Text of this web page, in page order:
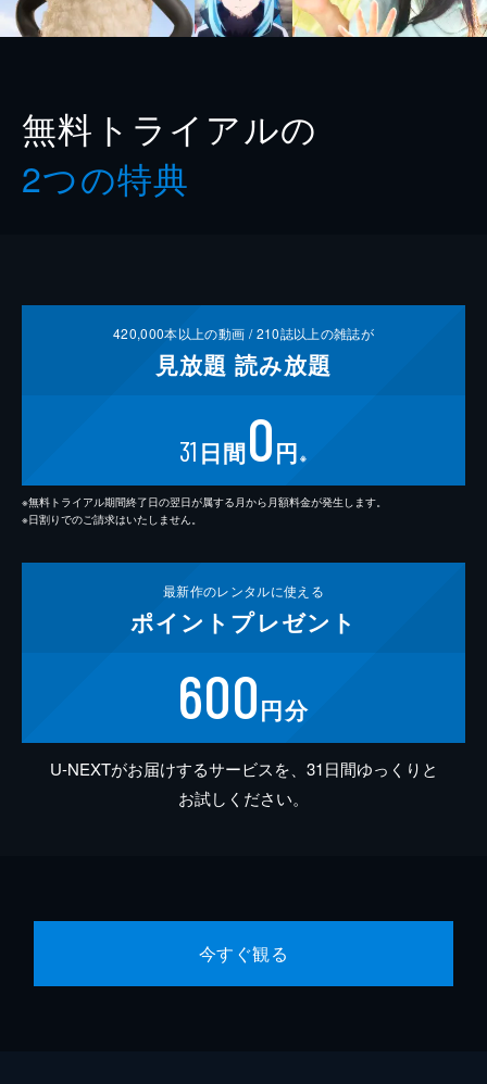
無料トライアルの
2つの特典
420,000本以上の動画 /210誌以上の雑誌が
見放題 読み放題
31 日間0円 ※
※無料トライアル期間終了日の翌日が属する月から月額料金が発生します。
※日割りでのご請求はいたしません。
最新作のレンタルに使える
ポイント プレゼント
600円分
U-NEXTがお届けするサービスを、31日間ゆっくりと
お試しください。
今すぐ観る